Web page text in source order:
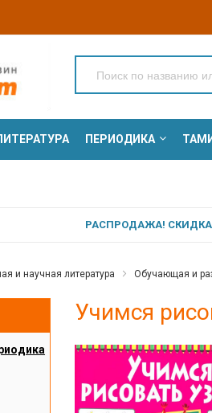
ПЕРИОДИКА
РАСПРОДАЖА! СКИДКА
и научная литература Обучающая и
Учимся